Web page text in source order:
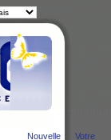
Nouvelle
Votre